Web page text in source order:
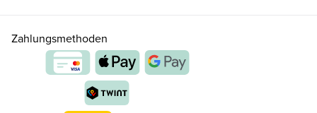
Zahlungsmethoden